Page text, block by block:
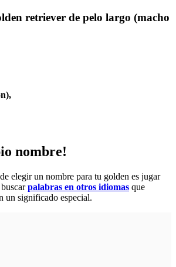
retriever de pelo largo (macho
nombre!
elegir un nombre para tu golden es jugar
palabras en otros idiomas que
un significado especial.